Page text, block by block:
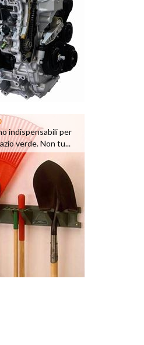
indispensabili per
verde. Non tu...